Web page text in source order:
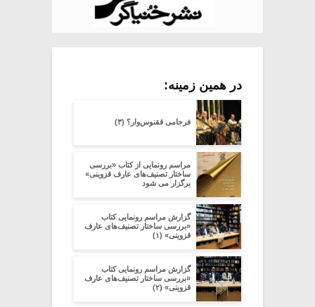
در همین زمینه:
فرجامی ققنوس‌وار؟ (۳)
مراسم رونمایی از کتاب «بررسی
ساختار تصنیف‌های عارف قزوینی»
برگزار می شود
گزارش مراسم رونمایی کتاب
«بررسی ساختار تصنیف‌های عارف
قزوینی» (۱)
گزارش مراسم رونمایی کتاب
«بررسی ساختار تصنیف‌های عارف
قزوینی» (۲)